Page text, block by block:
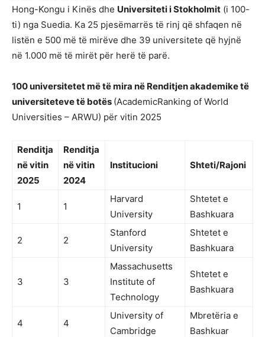
Hong-Kongu i Kinës dhe Universiteti i Stokholmit (i 100-
ti) nga Suedia. Ka 25 pjesëmarrës të rinj që shfaqen në
listën e 500 më të mirëve dhe 39 universitete që hyjnë
në 1.000 më të mirët për herë të parë.
100 universitetet më të mira në Renditjen akademike të
universiteteve të botës (AcademicRanking of World
Universities – ARWU) për vitin 2025
Renditja
në vitin
2025
Renditja
në vitin
2024
Institucioni Shteti/Rajoni
1 1
Harvard
University
Shtetet e
Bashkuara
2 2
Stanford
University
Shtetet e
Bashkuara
3 3
Massachusetts
Institute of
Technology
Shtetet e
Bashkuara
4 4
University of
Cambridge
Mbretëria e
Bashkuar